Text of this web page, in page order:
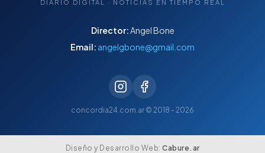
DIARIO DIGITAL · NOTICIAS EN TIEMPO REAL
Director:Angel Bone
Email: angelgbone@gmail.com
concordia24.com.ar © 2018 - 2026
Diseño y Desarrollo Web: Cabure.ar